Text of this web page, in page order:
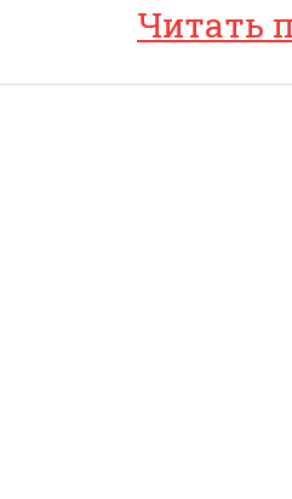
Читать